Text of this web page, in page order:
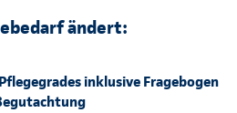
ändert:
inklusive Fragebogen